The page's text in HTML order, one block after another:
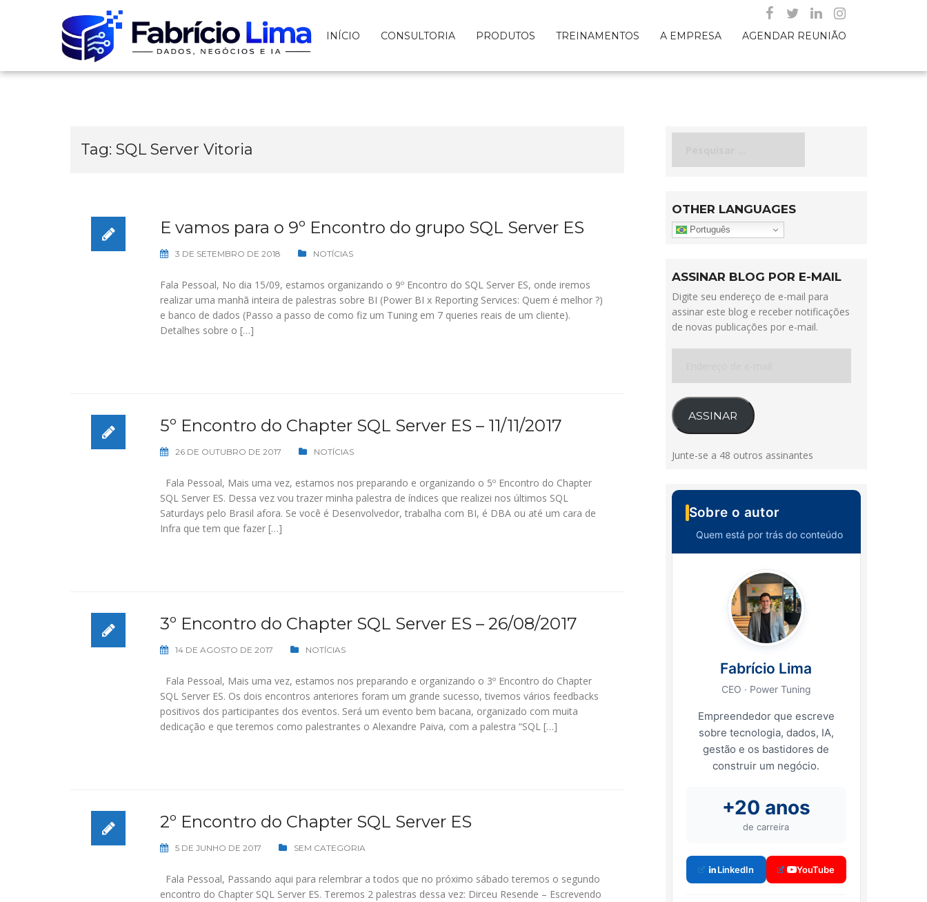
INÍCIO CONSULTORIA PRODUTOS TREINAMENTOS A EMPRESA AGENDAR REUNIÃO
Tag: SQL Server Vitoria
E vamos para o 9º Encontro do grupo SQL Server ES
3 DE SETEMBRO DE 2018 NOTÍCIAS
Fala Pessoal, No dia 15/09, estamos organizando o 9º Encontro do SQL Server ES, onde iremos
realizar uma manhã inteira de palestras sobre BI (Power BI x Reporting Services: Quem é melhor ?)
e banco de dados (Passo a passo de como fiz um Tuning em 7 queries reais de um cliente).
Detalhes sobre o […]
5º Encontro do Chapter SQL Server ES – 11/11/2017
26 DE OUTUBRO DE 2017 NOTÍCIAS
Fala Pessoal, Mais uma vez, estamos nos preparando e organizando o 5º Encontro do Chapter
SQL Server ES. Dessa vez vou trazer minha palestra de índices que realizei nos últimos SQL
Saturdays pelo Brasil afora. Se você é Desenvolvedor, trabalha com BI, é DBA ou até um cara de
Infra que tem que fazer […]
3º Encontro do Chapter SQL Server ES – 26/08/2017
14 DE AGOSTO DE 2017 NOTÍCIAS
Fala Pessoal, Mais uma vez, estamos nos preparando e organizando o 3º Encontro do Chapter
SQL Server ES. Os dois encontros anteriores foram um grande sucesso, tivemos vários feedbacks
positivos dos participantes dos eventos. Será um evento bem bacana, organizado com muita
dedicação e que teremos como palestrantes o Alexandre Paiva, com a palestra “SQL […]
2º Encontro do Chapter SQL Server ES
5 DE JUNHO DE 2017 SEM CATEGORIA
Fala Pessoal, Passando aqui para relembrar a todos que no próximo sábado teremos o segundo
encontro do Chapter SQL Server ES. Teremos 2 palestras dessa vez: Dirceu Resende – Escrevendo
OTHER LANGUAGES
Português
ASSINAR BLOG POR E-MAIL
Digite seu endereço de e-mail para
assinar este blog e receber notificações
de novas publicações por e-mail.
e-
mail
ASSINAR
Junte-se a 48 outros assinantes
Sobre o autor
Quem está por trás do conteúdo
Fabrício Lima
CEO · Power Tuning
Empreendedor que escreve
sobre tecnologia, dados, IA,
gestão e os bastidores de
construir um negócio.
+20 anos
de carreira
LinkedIn YouTube